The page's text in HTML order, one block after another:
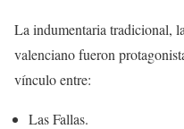
La indumentaria tradicional,
valenciano fueron
vínculo entre:
Las Fallas.